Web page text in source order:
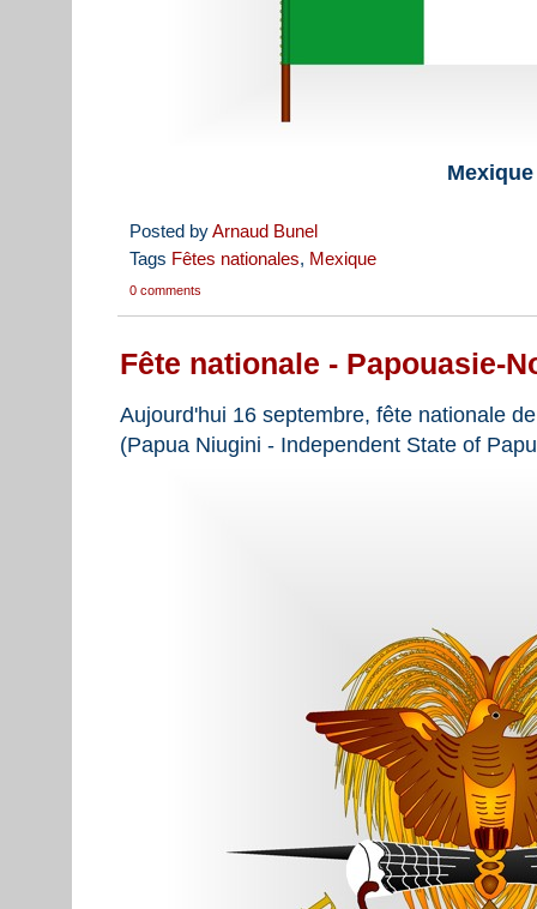
Mexique
Posted byArnaud Bunel
Tags Fêtes nationales, Mexique
0 comments
Fête nationale - Papouasie-
Aujourd'hui 16 septembre, fête nationale
(Papua Niugini - Independent State of